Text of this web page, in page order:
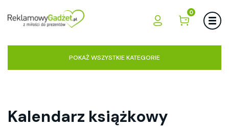
0
POKAŻ WSZYSTKIE KATEGORIE
Kalendarz książkowy